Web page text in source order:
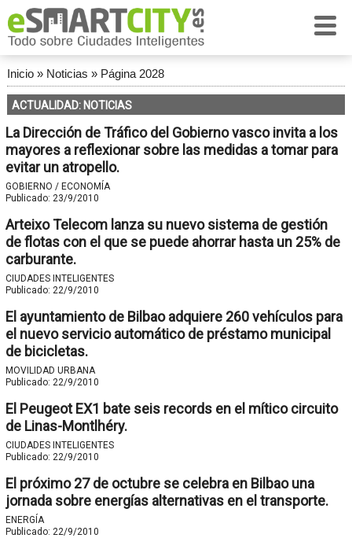
Inicio» Noticias » Página 2028
ACTUALIDAD: NOTICIAS
La Dirección de Tráfico del Gobierno vasco invita a los
mayores a reflexionar sobre las medidas a tomar para
evitar un atropello.
GOBIERNO / ECONOMÍA
Publicado: 23/9/2010
Arteixo Telecom lanza su nuevo sistema de gestión
de flotas con el que se puede ahorrar hasta un 25% de
carburante.
CIUDADES INTELIGENTES
Publicado: 22/9/2010
El ayuntamiento de Bilbao adquiere 260 vehículos para
el nuevo servicio automático de préstamo municipal
de bicicletas.
MOVILIDAD URBANA
Publicado: 22/9/2010
El Peugeot EX1 bate seis records en el mítico circuito
de Linas-Montlhéry.
CIUDADES INTELIGENTES
Publicado: 22/9/2010
El próximo 27 de octubre se celebra en Bilbao una
jornada sobre energías alternativas en el transporte.
ENERGÍA
Publicado: 22/9/2010